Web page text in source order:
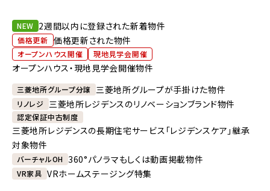
NEW 2週間以内に登録された新着物件
価格更新 価格更新された物件
オープンハウス開催 現地見学会開催
オープンハウス・現地見学会開催物件
三菱地所グループ分譲 三菱地所グループが手掛けた物件
リノレジ 三菱地所レジデンスのリノベーションブランド物件
認定保証中古制度
三菱地所レジデンスの長期住宅サービス「レジデンスケア」継承
対象物件
バーチャルOH 360°パノラマもしくは動画掲載物件
VR家具 VRホームステージング特集